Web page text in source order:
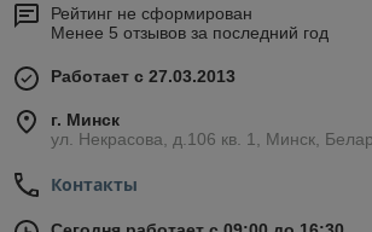
Рейтинг не сформирован
Менее 5 отзывов за последний год
Работает с 27.03.2013
г. Минск
ул. Некрасова, д.106 кв. 1, Минск,
Контакты